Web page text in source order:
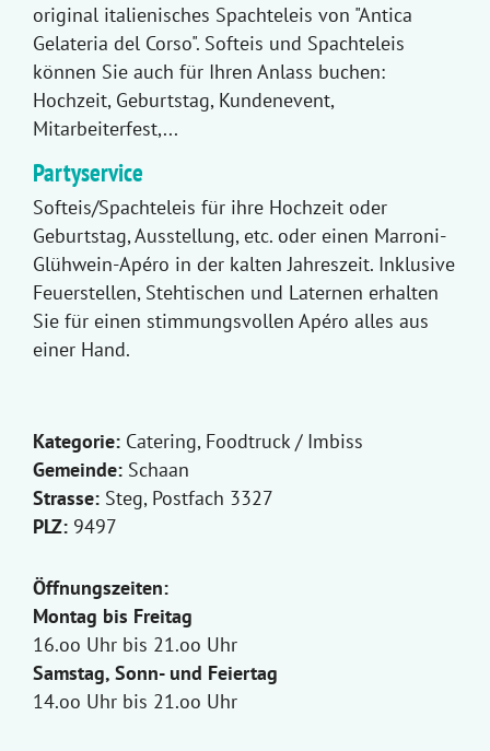
original italienisches Spachteleis von "Antica
Gelateria del Corso". Softeis und Spachteleis
können Sie auch für Ihren Anlass buchen:
Hochzeit, Geburtstag, Kundenevent,
Mitarbeiterfest,...
Partyservice
Softeis/Spachteleis für ihre Hochzeit oder
Geburtstag, Ausstellung, etc. oder einen Marroni-
Glühwein-Apéro in der kalten Jahreszeit. Inklusive
Feuerstellen, Stehtischen und Laternen erhalten
Sie für einen stimmungsvollen Apéro alles aus
einer Hand.
Kategorie: Catering, Foodtruck / Imbiss
Gemeinde: Schaan
Strasse: Steg, Postfach 3327
PLZ: 9497
Öffnungszeiten:
Montag bis Freitag
16.oo Uhr bis 21.oo Uhr
Samstag, Sonn- und Feiertag
14.oo Uhr bis 21.oo Uhr